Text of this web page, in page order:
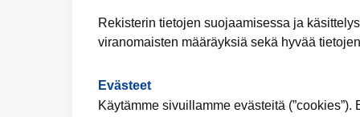
Rekisterin tietojen suojaamisessa ja
viranomaisten määräyksiä sekä hyvää
Evästeet
Käytämme sivuillamme evästeitä